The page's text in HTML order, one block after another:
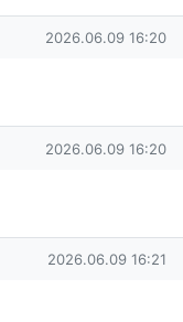
작성일
2026.06.09 16:20
작성일
2026.06.09 16:20
작성일
2026.06.09 16:21